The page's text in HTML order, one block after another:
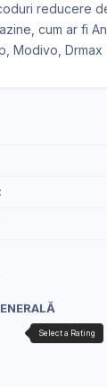
reducere
cum ar fi
Modivo Drmax